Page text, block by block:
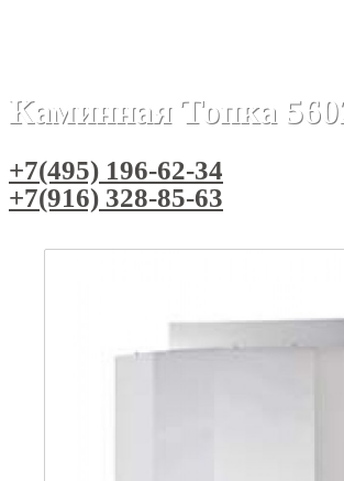
Каминная Топка
+7(495) 196-62-34
+7(916) 328-85-63